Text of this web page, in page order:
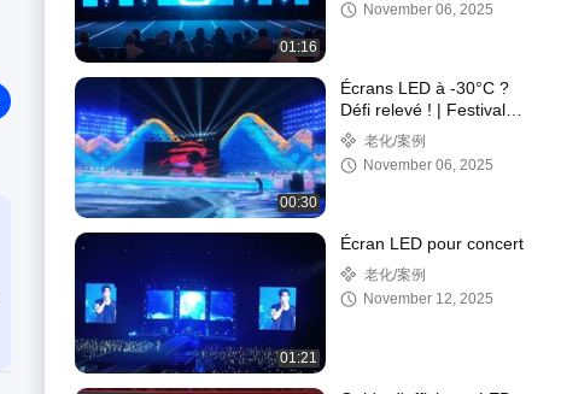
01:16
November 06, 2025
00:30
Écrans LED à -30°C ?
Défi relevé ! | Festival
de glace et de neige de
Harbin
老化/案例
November 06, 2025
01:21
Écran LED pour concert
老化/案例
November 12, 2025